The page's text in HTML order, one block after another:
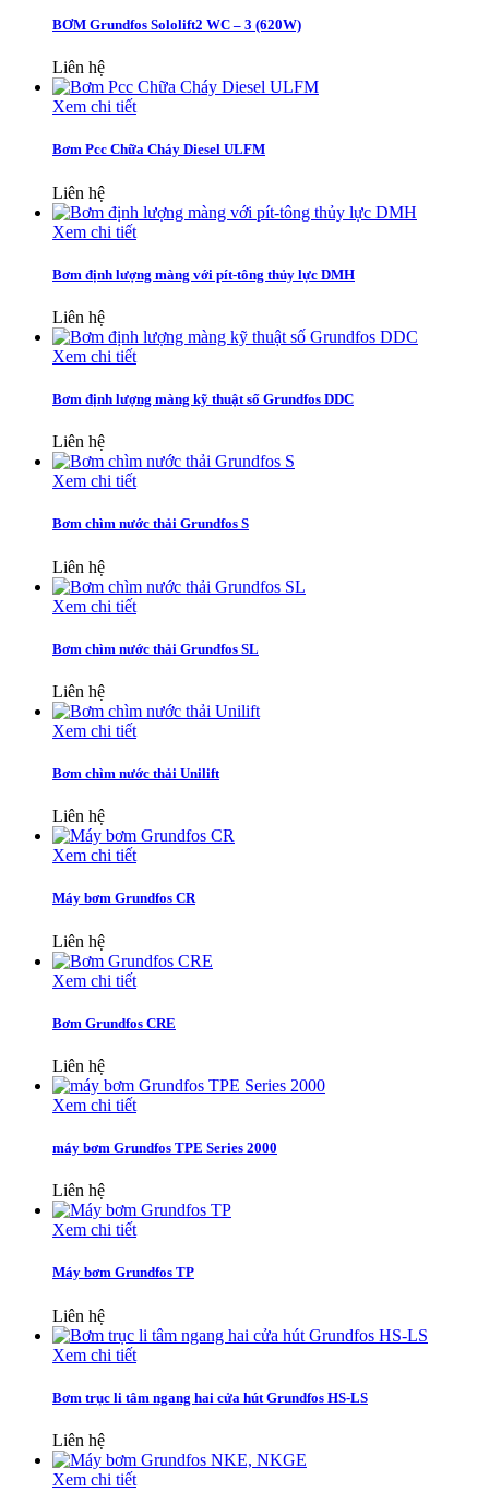
BƠM Grundfos Sololift2 WC – 3 (620W)
Liên hệ
Xem chi tiết
Bơm Pcc Chữa Cháy Diesel ULFM
Liên hệ
Xem chi tiết
Bơm định lượng màng với pít-tông thủy lực DMH
Liên hệ
Xem chi tiết
Bơm định lượng màng kỹ thuật số Grundfos DDC
Liên hệ
Xem chi tiết
Bơm chìm nước thải Grundfos S
Liên hệ
Xem chi tiết
Bơm chìm nước thải Grundfos SL
Liên hệ
Xem chi tiết
Bơm chìm nước thải Unilift
Liên hệ
Xem chi tiết
Máy bơm Grundfos CR
Liên hệ
Xem chi tiết
Bơm Grundfos CRE
Liên hệ
Xem chi tiết
máy bơm Grundfos TPE Series 2000
Liên hệ
Xem chi tiết
Máy bơm Grundfos TP
Liên hệ
Xem chi tiết
Bơm trục li tâm ngang hai cửa hút Grundfos HS-LS
Liên hệ
Xem chi tiết